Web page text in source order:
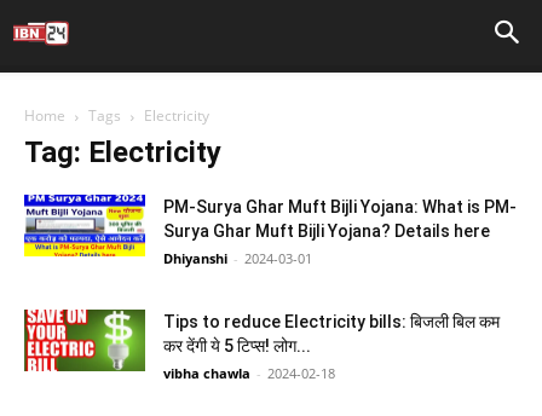
Home Tags Electricity
Tag: Electricity
PM-Surya Ghar Muft Bijli Yojana: What is PM-
Surya Ghar Muft Bijli Yojana? Details here
Dhiyanshi - 2024-03-01
Tips to reduce Electricity bills: बिजली बिल कम
कर देंगी ये 5 टिप्स! लोग...
vibha chawla - 2024-02-18